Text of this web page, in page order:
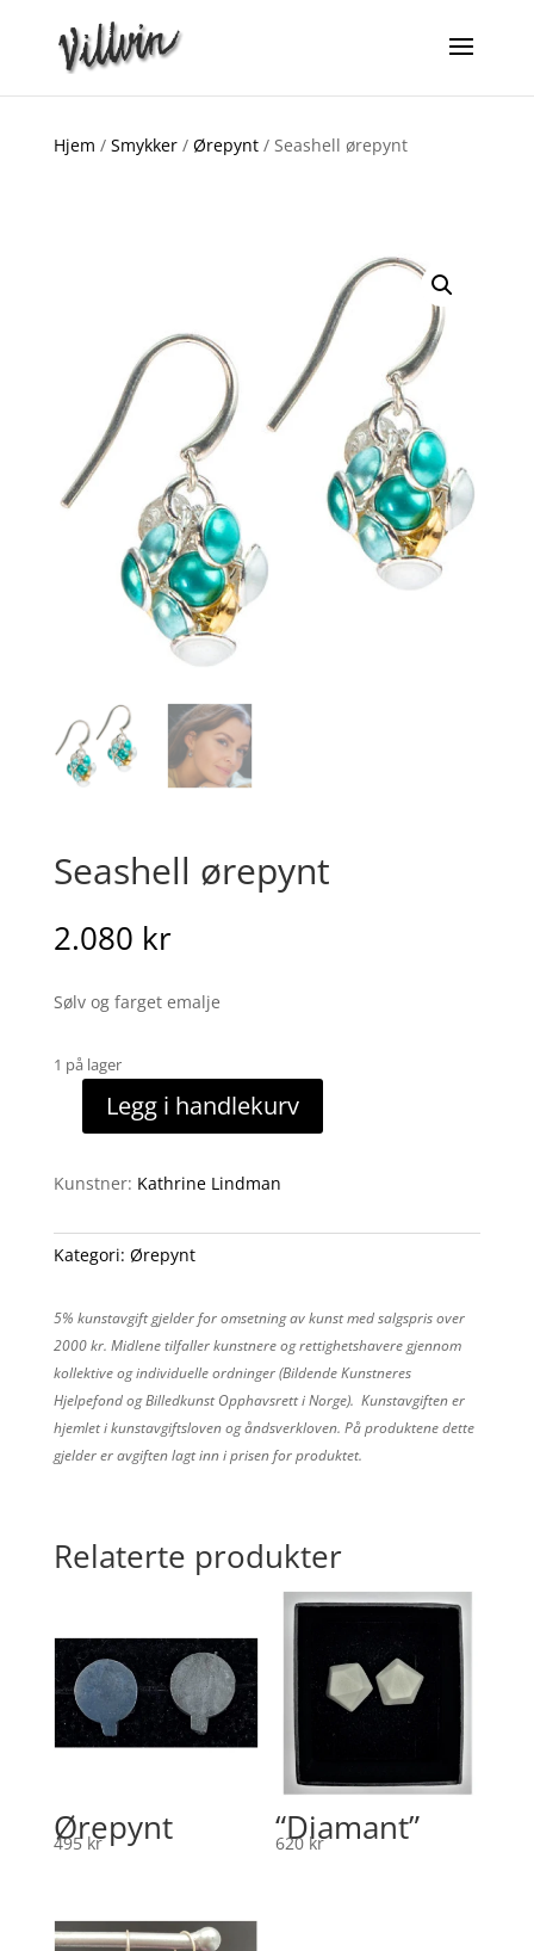
Hjem / Smykker/ Ørepynt/ Seashell ørepynt
Seashell ørepynt
2.080 kr
Sølv og farget emalje
1 på lager
Seashell
antall
Legg i handlekurv
Kunstner: Kathrine Lindman
Kategori: Ørepynt
5% kunstavgift gjelder for omsetning av kunst med salgspris over
2000 kr. Midlene tilfaller kunstnere og rettighetshavere gjennom
kollektive og individuelle ordninger (Bildende Kunstneres
Hjelpefond og Billedkunst Opphavsrett i Norge). Kunstavgiften er
hjemlet i kunstavgiftsloven og åndsverkloven. På produktene dette
gjelder er avgiften lagt inn i prisen for produktet.
Relaterte produkter
Ørepynt
495 kr “Diamant”
620 kr